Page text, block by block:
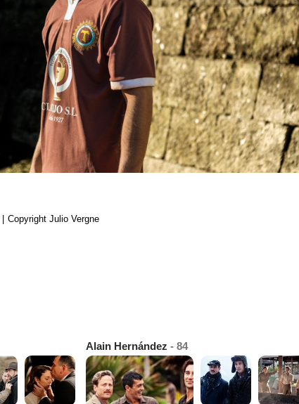
Copyright Julio Vergne
Alain Hernández - 84